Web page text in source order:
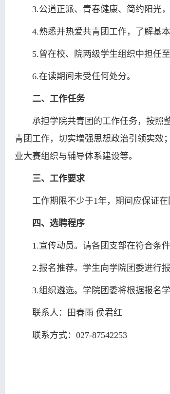
3.公道正派、青春健康、简约阳光
4.熟悉并热爱共青团工作，了解基
5.曾在校、院两级学生组织中担任
6.在读期间未受任何处分。
二、工作任务
承担学院共青团的工作任务，按照
青团工作，切实增强思想政治引领实效
业大赛组织与辅导体系建设等。
三、工作要求
工作期限不少于1年，期间应保证
四、选聘程序
1.宣传动员。请各团支部在符合条
2.报名推荐。学生向学院团委进行
3.组织遴选。学院团委将根据报名
联系人：田春雨 侯君红
联系方式：027-87542253